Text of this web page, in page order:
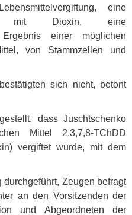
eine
mit Dioxin, eine
einer möglichen
von Stammzellen und
sich nicht, betont
dass Juschtschenko
Mittel 2,3,7,8-TChDD
vergiftet wurde, mit dem
Zeugen befragt
an den Vorsitzenden der
und Abgeordneten der